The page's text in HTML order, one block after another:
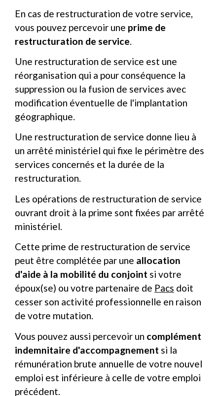
En cas de restructuration de votre service,
vous pouvez percevoir une prime de
restructuration de service
Une restructuration de service est une
réorganisation qui a pour conséquence la
suppression ou la fusion de services avec
modification éventuelle de l'implantation
géographique.
Une restructuration de service donne lieu à
un arrêté ministériel qui fixe le périmètre des
services concernés et la durée de la
restructuration.
Les opérations de restructuration de service
ouvrant droit à la prime sont fixées par arrêté
ministériel.
Cette prime de restructuration de service
peut être complétée par une allocation
d'aide à la mobilité du conjoint si votre
époux(se) ou votre partenaire de Pacs doit
cesser son activité professionnelle en raison
de votre mutation.
Vous pouvez aussi percevoir un complément
indemnitaire d'accompagnement si la
rémunération brute annuelle de votre nouvel
emploi est inférieure à celle de votre emploi
précédent.